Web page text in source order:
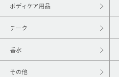
ボディケア用品
チーク
香水
その他